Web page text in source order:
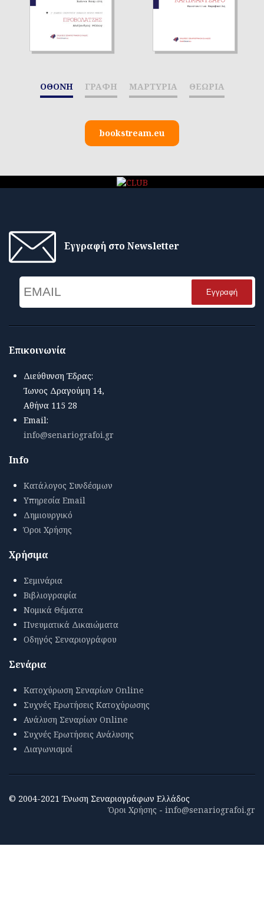
ΟΘΟΝΗ ΓΡΑΦΗ ΜΑΡΤΥΡΙΑ ΘΕΩΡΙΑ
bookstream.eu
Εγγραφή στο Newsletter
Name
Επικοινωνία
Διεύθυνση Έδρας:
Ίωνος Δραγούμη 14,
Αθήνα 115 28
Email:
info@senariografoi.gr
Info
Κατάλογος Συνδέσμων
Υπηρεσία Email
Δημιουργικό
Όροι Χρήσης
Χρήσιμα
Σεμινάρια
Βιβλιογραφία
Νομικά Θέματα
Πνευματικά Δικαιώματα
Οδηγός Σεναριογράφου
Σενάρια
Κατοχύρωση Σεναρίων Online
Συχνές Ερωτήσεις Κατοχύρωσης
Ανάλυση Σεναρίων Online
Συχνές Ερωτήσεις Ανάλυσης
Διαγωνισμοί
© 2004-2021 Ένωση Σεναριογράφων Ελλάδος
Όροι Χρήσης - info@senariografoi.gr